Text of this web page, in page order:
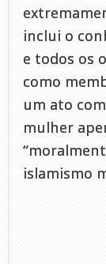
inclui o
e todos os
como
um ato
mulher
islamismo